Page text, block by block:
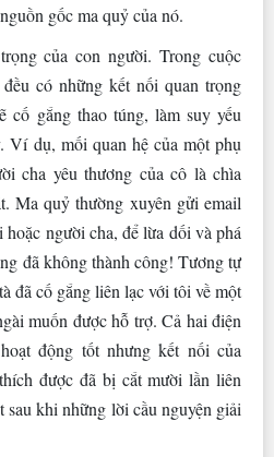
gốc ma quỷ của nó.
của con người. Trong cuộc
có những kết nối quan trọng
cố gắng thao túng, làm suy yếu
Ví dụ, mối quan hệ của một phụ
cha yêu thương của cô là chìa
Ma quỷ thường xuyên gửi email
hoặc người cha, để lừa dối và phá
đã không thành công! Tương tự
đã cố gắng liên lạc với tôi về một
muốn được hỗ trợ. Cả hai điện
động tốt nhưng kết nối của
được đã bị cắt mười lần liên
khi những lời cầu nguyện giải